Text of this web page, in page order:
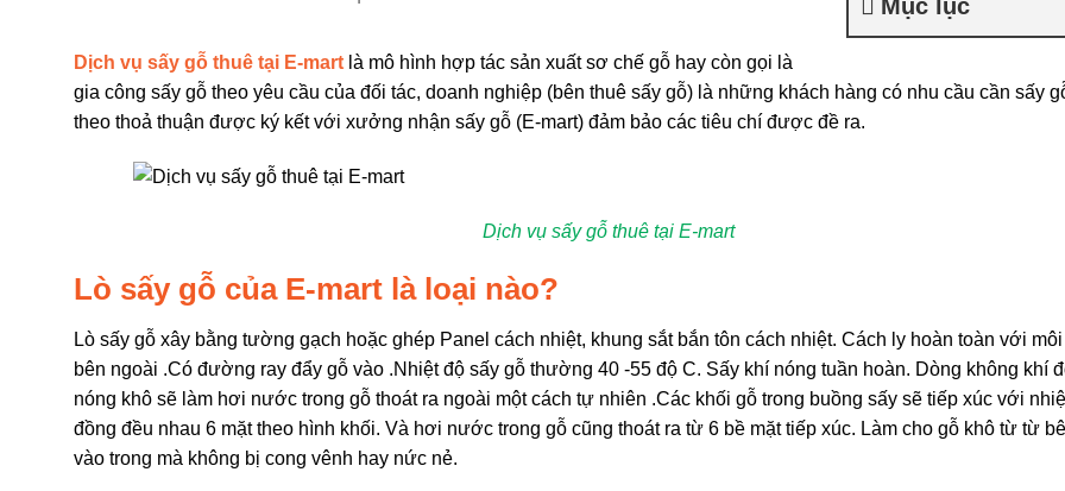
Mục lục
Dịch vụ sấy gỗ thuê tại E-mart là mô hình hợp tác sản xuất sơ chế gỗ hay còn gọi là
gia công sấy gỗ theo yêu cầu của đối tác, doanh nghiệp (bên thuê sấy gỗ) là những khách hàng có nhu cầu cần sấy
theo thoả thuận được ký kết với xưởng nhận sấy gỗ (E-mart) đảm bảo các tiêu chí được đề ra.
Dịch vụ sấy gỗ thuê tại E-mart
Lò sấy gỗ của E-mart là loại nào?
Lò sấy gỗ xây bằng tường gạch hoặc ghép Panel cách nhiệt, khung sắt bắn tôn cách nhiệt. Cách ly hoàn toàn với
bên ngoài .Có đường ray đẩy gỗ vào .Nhiệt độ sấy gỗ thường 40 -55 độ C. Sấy khí nóng tuần hoàn. Dòng không khí
nóng khô sẽ làm hơi nước trong gỗ thoát ra ngoài một cách tự nhiên .Các khối gỗ trong buồng sấy sẽ tiếp xúc với
đồng đều nhau 6 mặt theo hình khối. Và hơi nước trong gỗ cũng thoát ra từ 6 bề mặt tiếp xúc. Làm cho gỗ khô từ từ
vào trong mà không bị cong vênh hay nức nẻ.